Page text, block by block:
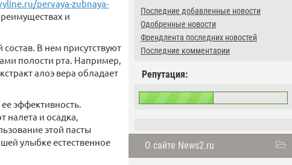
Последние добавленные новости
Одобренные новости
Френдлента последних новостей
Последние комментарии
Репутация:
О сайте News2.ru
pervaya-zubnaya-
и
В нем присутствуют
полости рта. Например,
алоэ вера обладает
эффективность.
налета и осадка,
этой пасты
улыбке естественное